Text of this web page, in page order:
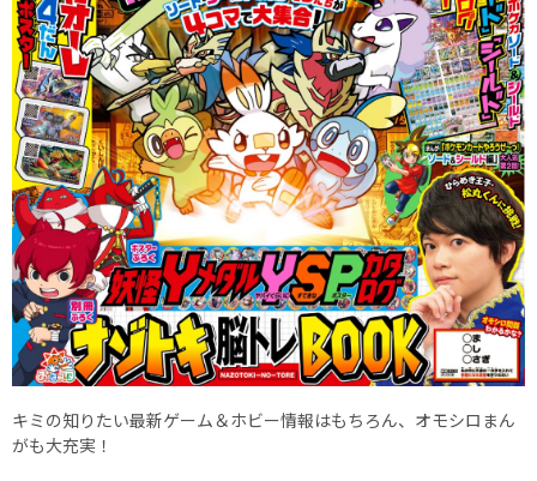
キミの知りたい最新ゲーム＆ホビー情報はもちろん、オモシロまん
がも大充実！